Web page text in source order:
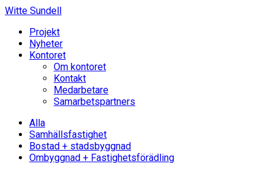
Witte Sundell
Projekt
Nyheter
Kontoret
Om kontoret
Kontakt
Medarbetare
Samarbetspartners
Alla
Samhällsfastighet
Bostad + stadsbyggnad
Ombyggnad + Fastighetsförädling